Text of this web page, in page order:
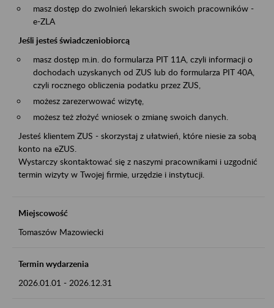
masz dostęp do zwolnień lekarskich swoich pracowników -
e-ZLA
Jeśli jesteś świadczeniobiorcą
masz dostęp m.in. do formularza PIT 11A, czyli informacji o
dochodach uzyskanych od ZUS lub do formularza PIT 40A,
czyli rocznego obliczenia podatku przez ZUS,
możesz zarezerwować wizytę,
możesz też złożyć wniosek o zmianę swoich danych.
Jesteś klientem ZUS - skorzystaj z ułatwień, które niesie za sobą
konto na eZUS.
Wystarczy skontaktować się z naszymi pracownikami i uzgodnić
termin wizyty w Twojej firmie, urzędzie i instytucji.
Miejscowość
Tomaszów Mazowiecki
Termin wydarzenia
2026.01.01 - 2026.12.31